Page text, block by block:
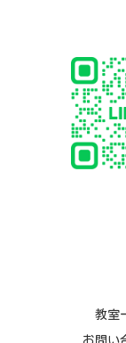
教室
お問い